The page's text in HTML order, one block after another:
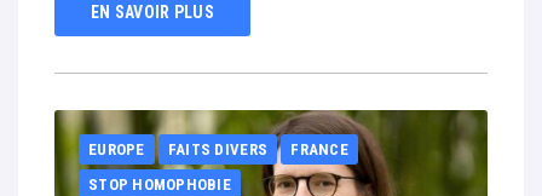
EN SAVOIR PLUS
EUROPE FAITS DIVERS
FRANCE
STOP HOMOPHOBIE